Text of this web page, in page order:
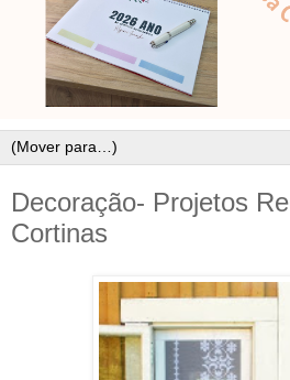
Decoração- Projetos
Cortinas